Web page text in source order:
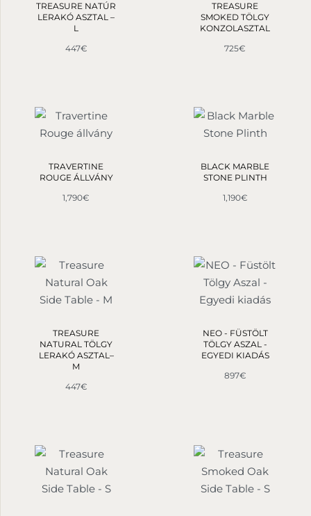
TREASURE NATÚR
LERAKÓ ASZTAL –
L
447€
TREASURE
SMOKED TÖLGY
KONZOLASZTAL
725€
TRAVERTINE
ROUGE ÁLLVÁNY
1,790€
BLACK MARBLE
STONE PLINTH
1,190€
TREASURE
NATURAL TÖLGY
LERAKÓ ASZTAL–
M
447€
NEO - FÜSTÖLT
TÖLGY ASZAL -
EGYEDI KIADÁS
897€